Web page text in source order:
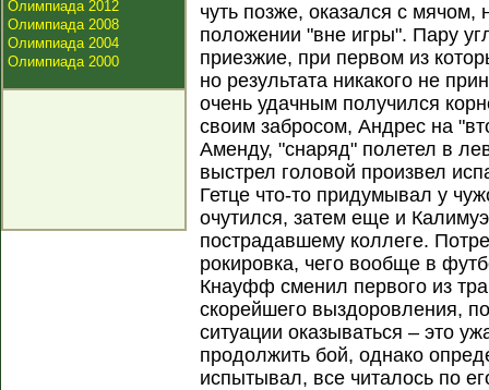
Олимпиада 2012
Олимпиада 2008
Олимпиада 2004
Олимпиада 2000
чуть позже, оказался с мячом,
положении "вне игры". Пару
приезжие, при первом из
но результата никакого не
очень удачным получился
своим забросом, Андрес на
Аменду, "снаряд" полетел в
выстрел головой произвел
Гетце что-то придумывал у
очутился, затем еще и
пострадавшему коллеге.
рокировка, чего вообще в
Кнауфф сменил первого из
скорейшего выздоровления,
ситуации оказываться – это
продолжить бой, однако
испытывал, все читалось по